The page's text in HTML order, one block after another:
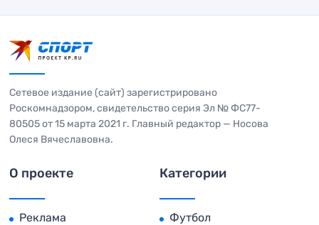
Сетевое издание (сайт) зарегистрировано
Роскомнадзором, свидетельство серия Эл № ФС77-
80505 от 15 марта 2021 г. Главный редактор — Носова
Олеся Вячеславовна.
О проекте
Реклама
Категории
Футбол